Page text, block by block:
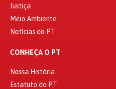
Justiça
Meio Ambiente
Notícias do PT
CONHEÇA O PT
Nossa História
Estatuto do PT